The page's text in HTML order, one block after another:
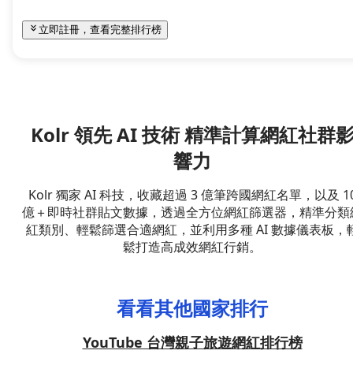
立即註冊，查看完整排行榜
Kolr 領先 AI 技術 精準計算網紅社群
響力
Kolr 獨家 AI 科技，收藏超過 3 億筆跨國網紅名單，以及
億＋即時社群貼文數據，透過全方位網紅篩選器，精準分類
紅類別、輕鬆篩選合適網紅，並利用多種 AI 數據儀表板，
鬆打造高成效網紅行銷。
看看其他國家排行
YouTube 台灣親子旅遊網紅排行榜